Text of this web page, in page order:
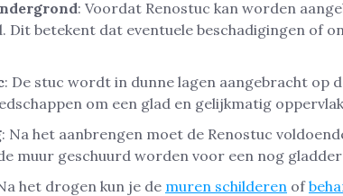
: Voordat Renostuc kan worden
Dit betekent dat eventuele beschadigingen of
: De stuc wordt in dunne lagen aangebracht op
om een glad en gelijkmatig
: Na het aanbrengen moet de Renostuc
muur geschuurd worden voor een nog
het drogen kun je de muren schilderen of